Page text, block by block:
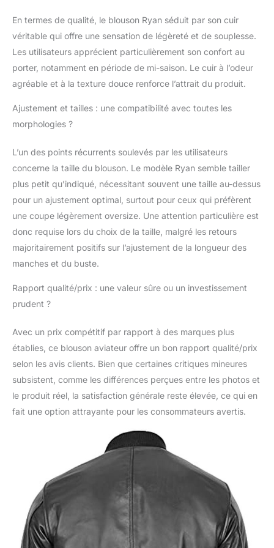
En termes de qualité, le blouson Ryan séduit par son cuir
véritable qui offre une sensation de légèreté et de souplesse.
Les utilisateurs apprécient particulièrement son confort au
porter, notamment en période de mi-saison. Le cuir à l’odeur
agréable et à la texture douce renforce l’attrait du produit.
Ajustement et tailles : une compatibilité avec toutes les
morphologies ?
L’un des points récurrents soulevés par les utilisateurs
concerne la taille du blouson. Le modèle Ryan semble tailler
plus petit qu’indiqué, nécessitant souvent une taille au-dessus
pour un ajustement optimal, surtout pour ceux qui préfèrent
une coupe légèrement oversize. Une attention particulière est
donc requise lors du choix de la taille, malgré les retours
majoritairement positifs sur l’ajustement de la longueur des
manches et du buste.
Rapport qualité/prix : une valeur sûre ou un investissement
prudent ?
Avec un prix compétitif par rapport à des marques plus
établies, ce blouson aviateur offre un bon rapport qualité/prix
selon les avis clients. Bien que certaines critiques mineures
subsistent, comme les différences perçues entre les photos et
le produit réel, la satisfaction générale reste élevée, ce qui en
fait une option attrayante pour les consommateurs avertis.